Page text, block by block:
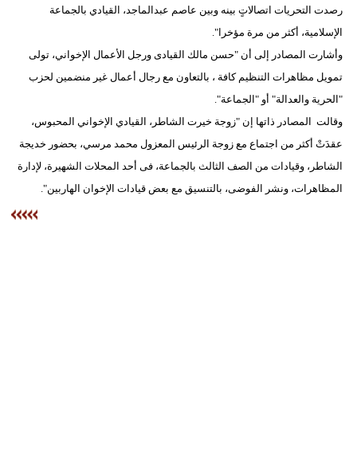
رصدت التحريات اتصالاتٍ بينه وبين عاصم عبدالماجد، القيادي بالجماعة
الإسلامية، أكثر من مرة مؤخرا".
وأشارت المصادر إلى أن "حسن مالك القيادى ورجل الأعمال الإخواني، تولى
تمويل مظاهرات التنظيم كافة ، بالتعاون مع رجال أعمال غير منضمين لحزب
"الحرية والعدالة" أو "الجماعة".
وقالت المصادر ذاتها إن "زوجة خيرت الشاطر، القيادي الإخواني المحبوس،
عقدَتْ أكثر من اجتماع مع زوجة الرئيس المعزول محمد مرسي، بحضور خديجة
الشاطر، وقيادات من الصف الثالث بالجماعة، فى أحد المحلات الشهيرة، لإدارة
المظاهرات، ونشر الفوضى، بالتنسيق مع بعض قيادات الإخوان الهاربين".